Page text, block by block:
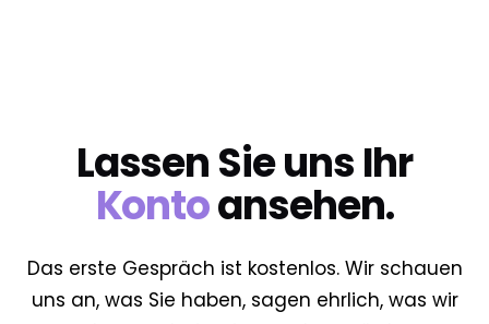
Lassen Sie uns Ihr
Kontoansehen.
Das erste Gespräch ist kostenlos. Wir schauen
uns an, was Sie haben, sagen ehrlich, was wir